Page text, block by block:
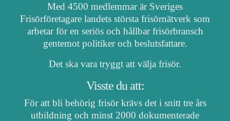
Med 4500 medlemmar är Sveriges
Frisörföretagare landets största frisörnätverk som
arbetar för en seriös och hållbar frisörbransch
gentemot politiker och beslutsfattare.
Det ska vara tryggt att välja frisör.
Visste du att:
För att bli behörig frisör krävs det i snitt tre års
utbildning och minst 2000 dokumenterade